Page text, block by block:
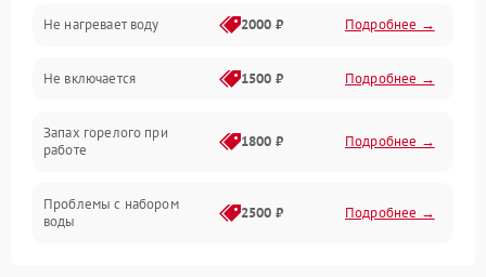
Программное обеспечение
Не нагревает воду 2000 ₽ Подробнее →
Не включается 1500 ₽ Подробнее →
Запах горелого при
работе
1800 ₽ Подробнее →
Проблемы с набором
воды
2500 ₽ Подробнее →